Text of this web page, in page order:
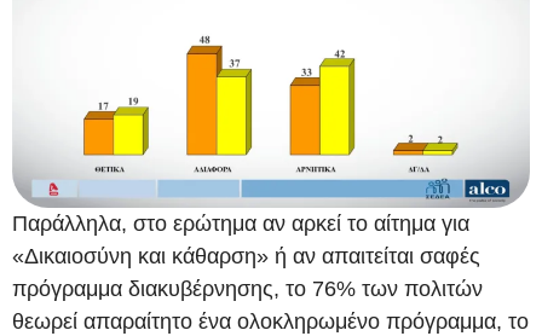
Παράλληλα, στο ερώτημα αν αρκεί το αίτημα για
«Δικαιοσύνη και κάθαρση» ή αν απαιτείται σαφές
πρόγραμμα διακυβέρνησης, το 76% των πολιτών
θεωρεί απαραίτητο ένα ολοκληρωμένο πρόγραμμα, το